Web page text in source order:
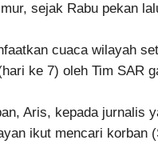
sejak Rabu pekan
cuaca wilayah
ke 7) oleh Tim SAR
Aris, kepada jurnalis
ikut mencari korban